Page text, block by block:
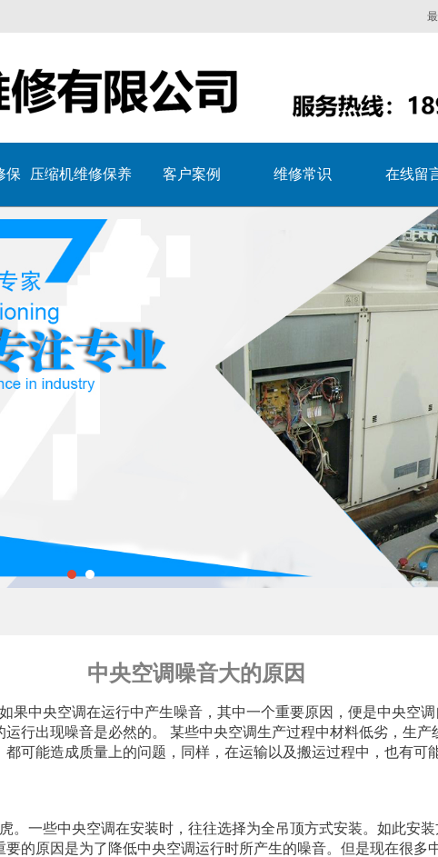
保 压缩机维修保养 客户案例 维修常识 在线留
中央空调噪音大的原因
中央空调在运行中产生噪音，其中一个重要原因，便是中央空调
运行出现噪音是必然的。 某些中央空调生产过程中材料低劣，生产
都可能造成质量上的问题，同样，在运输以及搬运过程中，也有可
一些中央空调在安装时，往往选择为全吊顶方式安装。如此安装
要的原因是为了降低中央空调运行时所产生的噪音。但是现在很多